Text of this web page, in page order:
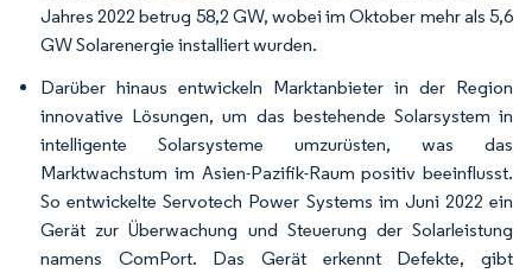
Jahres 2022 betrug 58,2 GW, wobei im Oktober mehr als 5,6
GW Solarenergie installiert wurden.
Darüber hinaus entwickeln Marktanbieter in der Region
innovative Lösungen, um das bestehende Solarsystem in
intelligente Solarsysteme umzurüsten, was das
Marktwachstum im Asien-Pazifik-Raum positiv beeinflusst.
So entwickelte Servotech Power Systems im Juni 2022 ein
Gerät zur Überwachung und Steuerung der Solarleistung
namens ComPort. Das Gerät erkennt Defekte, gibt